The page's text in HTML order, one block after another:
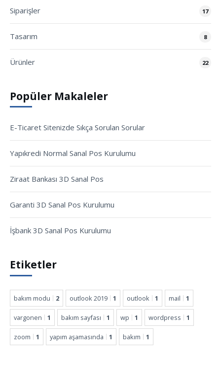
Siparişler 17
Tasarım 8
Ürünler 22
Popüler Makaleler
E-Ticaret Sitenizde Sıkça Sorulan Sorular
Yapıkredi Normal Sanal Pos Kurulumu
Ziraat Bankası 3D Sanal Pos
Garanti 3D Sanal Pos Kurulumu
İşbank 3D Sanal Pos Kurulumu
Etiketler
bakım modu 2 outlook 2019 1 outlook 1 mail 1
vargonen 1 bakım sayfası 1 wp 1 wordpress 1
zoom 1 yapım aşamasında 1 bakım 1